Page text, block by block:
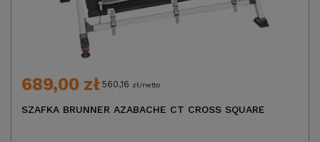
689,00 zł 560,16 zł/netto
SZAFKA BRUNNER AZABACHE CT CROSS SQUARE